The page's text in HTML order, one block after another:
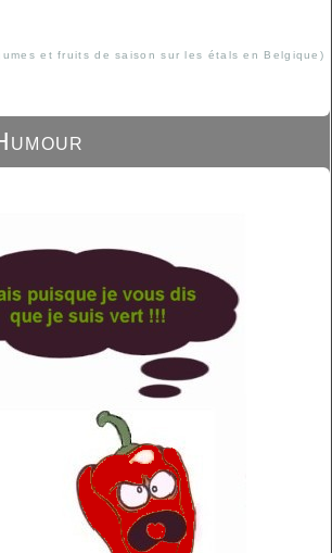
et fruits de saison sur les étals en Belgique)